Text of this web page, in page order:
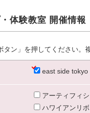
体験教室 開催情報
タン」を押してください。
east side tokyo
アーティフィ
ハワイアンリ